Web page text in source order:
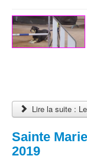
Lire la suite :
Sainte
2019